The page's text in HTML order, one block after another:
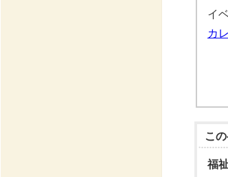
イ
カ
こ
福